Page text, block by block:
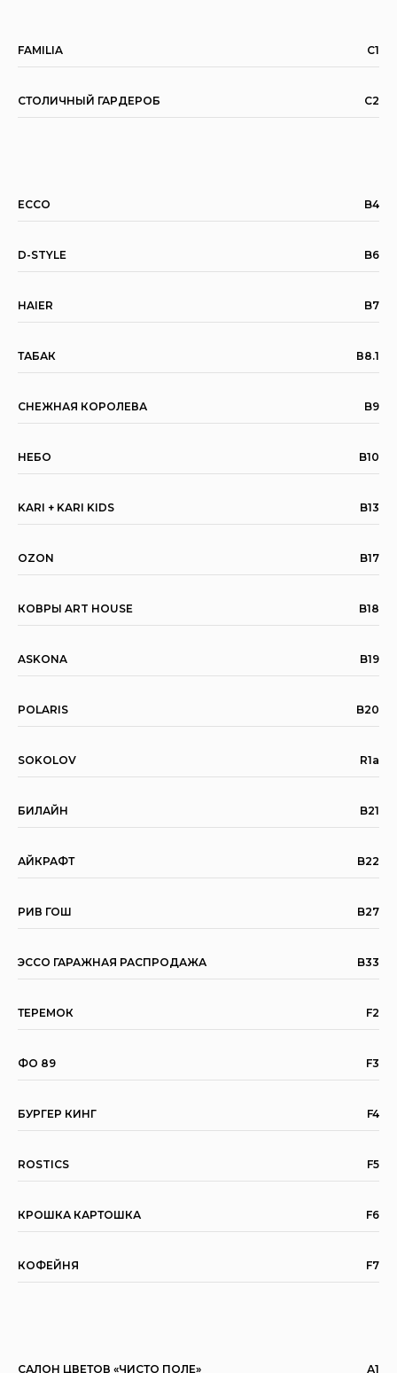
FAMILIA C1
СТОЛИЧНЫЙ ГАРДЕРОБ C2
ECCO B4
D-STYLE B6
HAIER B7
ТАБАК В8.1
СНЕЖНАЯ КОРОЛЕВА B9
НЕБО B10
KARI + KARI KIDS B13
OZON B17
КОВРЫ ART HOUSE B18
ASKONA B19
POLARIS B20
SOKOLOV R1a
БИЛАЙН B21
АЙКРАФТ B22
РИВ ГОШ B27
ЭССО ГАРАЖНАЯ РАСПРОДАЖА B33
ТЕРЕМОК F2
ФО 89 F3
БУРГЕР КИНГ F4
ROSTICS F5
КРОШКА КАРТОШКА F6
КОФЕЙНЯ F7
САЛОН ЦВЕТОВ «ЧИСТО ПОЛЕ» А1